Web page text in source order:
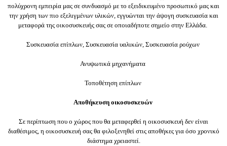
πολύχρονη εμπειρία μας σε συνδυασμό με το εξειδικευμένο προσωπικό μας και
την χρήση των πιο εξελιγμένων υλικών, εγγυώνται την άψογη συσκευασία και
μεταφορά της οικοσυσκευής σας σε οποιαδήποτε σημείο στην Ελλάδα.
Συσκευασία επίπλων, Συσκευασία υαλικών, Συσκευασία ρούχων
Ανυψωτικά μηχανήματα
Τοποθέτηση επίπλων
Αποθήκευση οικοσυσκευών
Σε περίπτωση που ο χώρος που θα μεταφερθεί η οικοσυσκευή δεν είναι
διαθέσιμος, η οικοσυσκευή σας θα φιλοξενηθεί στις αποθήκες για όσο χρονικό
διάστημα χρειαστεί.